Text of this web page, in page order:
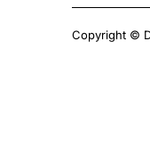
Copyright ©